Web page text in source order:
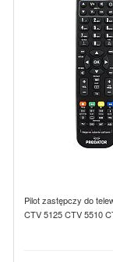
Pilot zastępczy do
CTV 5125 CTV 5510